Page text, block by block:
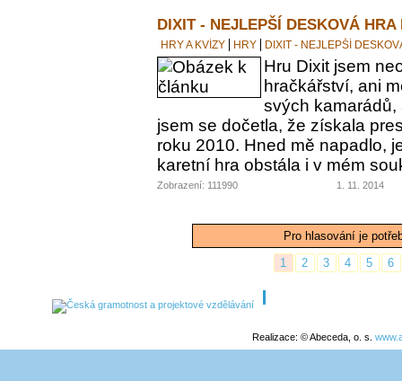
DIXIT - NEJLEPŠÍ DESKOVÁ HRA
HRY A KVÍZY HRY DIXIT - NEJLEPŠÍ
Hru Dixit jsem
hračkářství, ani
svých kamarádů,
jsem se dočetla, že získala
roku 2010. Hned mě napadlo,
karetní hra obstála i v mém
Zobrazení: 111990 1. 11. 2014
Pro hlasování je
1
2 3 4 5 6
Realizace: © Abeceda, o. s.